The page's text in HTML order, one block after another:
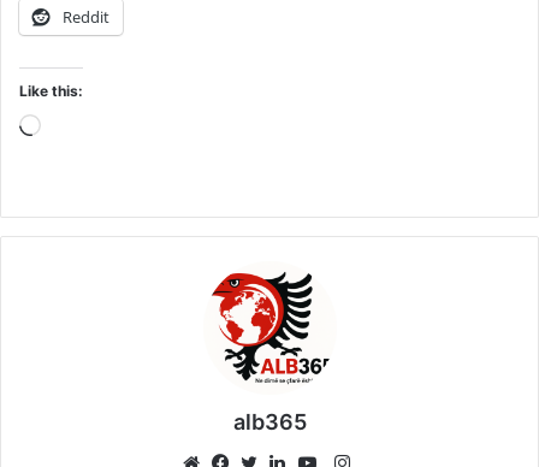
Reddit
Like this:
Loading…
alb365
Instagram